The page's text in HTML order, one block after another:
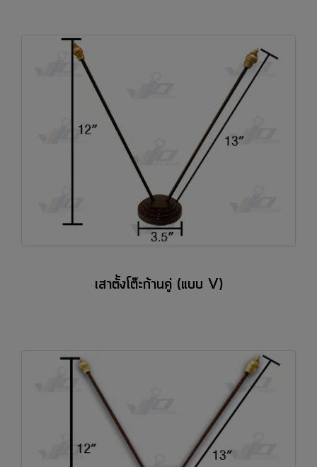
เสาตั้งโต๊ะก้านคู่ (แบบ V)